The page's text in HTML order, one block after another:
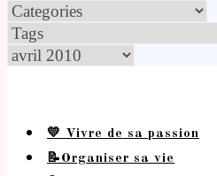
💛 Vivre de sa passion
📝Organiser sa vie